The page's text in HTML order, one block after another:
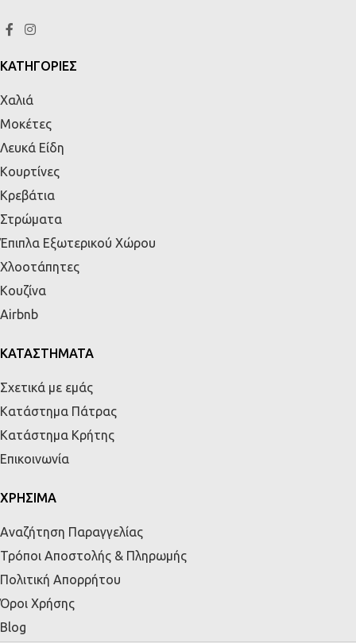
ΚΑΤΗΓΟΡΙΕΣ
Χαλιά
Μοκέτες
Λευκά Είδη
Κουρτίνες
Κρεβάτια
Στρώματα
Έπιπλα Εξωτερικού Χώρου
Χλοοτάπητες
Κουζίνα
Airbnb
ΚΑΤΑΣΤΗΜΑΤΑ
Σχετικά με εμάς
Κατάστημα Πάτρας
Κατάστημα Κρήτης
Επικοινωνία
ΧΡΗΣΙΜΑ
Αναζήτηση Παραγγελίας
Τρόποι Αποστολής & Πληρωμής
Πολιτική Απορρήτου
Όροι Χρήσης
Blog